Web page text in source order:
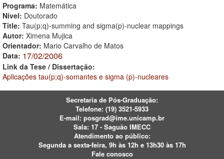
Programa: Matemática
Nível: Doutorado
Title: Tau(p;q)-summing and sigma(p)-nuclear mappings
Autor: Ximena Mujica
Orientador: Mario Carvalho de Matos
Data: 17/02/2006
Link da Tese / Dissertação:
Aplicações tau(p;q)-somantes e sigma (p)-nucleares
Secretaria de Pós-Graduação:
Telefone: (19) 3521-5933
E-mail: posgrad@ime.unicamp.br
Sala: 17 - Saguão IMECC
Atendimento ao público:
Segunda a sexta-feira, 9h às 12h e 13h30 às 17h
Fale conosco